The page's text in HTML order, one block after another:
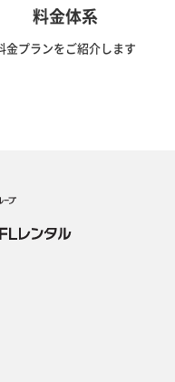
料金体系
金プランをご紹介します